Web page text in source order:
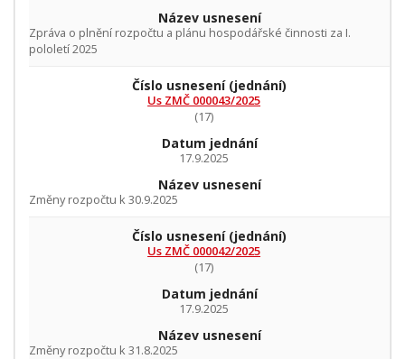
Název usnesení
Zpráva o plnění rozpočtu a plánu hospodářské činnosti za I.
pololetí 2025
Číslo usnesení(jednání)
Us ZMČ 000043/2025
(17)
Datum jednání
17.9.2025
Název usnesení
Změny rozpočtu k 30.9.2025
Číslo usnesení(jednání)
Us ZMČ 000042/2025
(17)
Datum jednání
17.9.2025
Název usnesení
Změny rozpočtu k 31.8.2025